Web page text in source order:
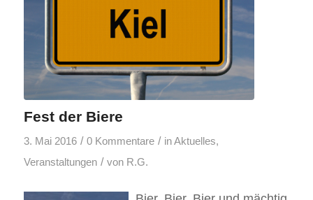
Fest der Biere
3. Mai 2016 / 0 Kommentare / inAktuelles,
Veranstaltungen / von R.G.